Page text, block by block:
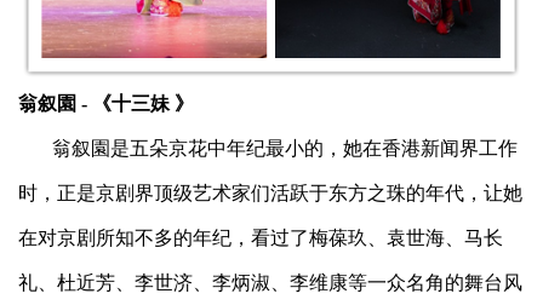
翁叙園 - 《十三妹 》
翁叙園是五朵京花中年纪最小的，她在香港新闻界工作
时，正是京剧界顶级艺术家们活跃于东方之珠的年代，让她
在对京剧所知不多的年纪，看过了梅葆玖、袁世海、马长
礼、杜近芳、李世济、李炳淑、李维康等一众名角的舞台风